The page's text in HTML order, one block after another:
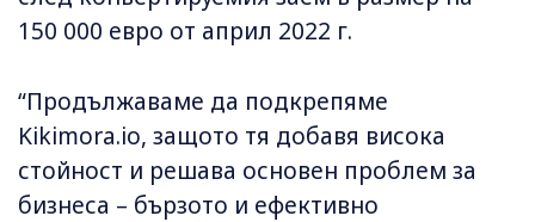
150 000 евро от април 2022 г.
“Продължаваме да подкрепяме
Kikimora.io, защото тя добавя висока
стойност и решава основен проблем за
бизнеса – бързото и ефективно